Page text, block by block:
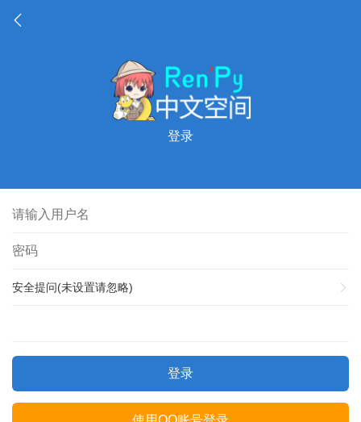
登录
安全提问(未设置请忽略)
登录